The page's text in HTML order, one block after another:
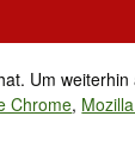
Um weiterhin
Chrome,